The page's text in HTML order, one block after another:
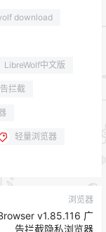
download
LibreWolf中文版
拦截
轻量浏览器
浏览器
v1.85.116 广
告拦截隐私浏览器